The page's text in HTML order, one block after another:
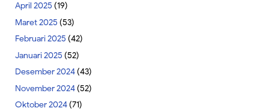
April 2025 (19)
Maret 2025 (53)
Februari 2025 (42)
Januari 2025 (52)
Desember 2024(43)
November 2024(52)
Oktober 2024(71)